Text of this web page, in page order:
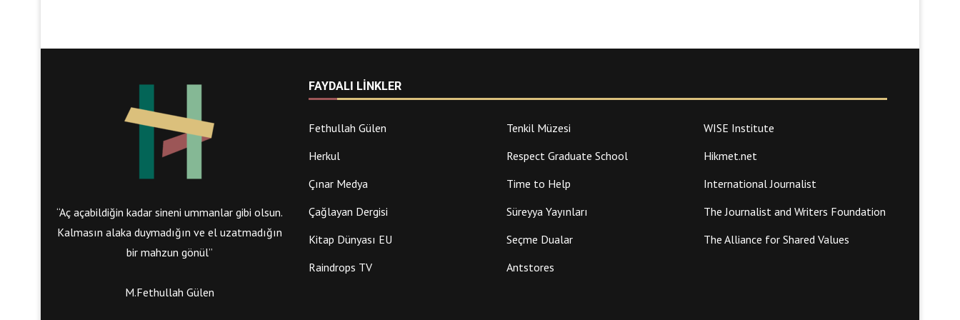
“Aç açabildiğin kadar sineni ummanlar gibi olsun.
Kalmasın alaka duymadığın ve el uzatmadığın
bir mahzun gönül”
M.Fethullah Gülen
FAYDALI LINKLER
Fethullah Gülen Tenkil Müzesi
WISE Institute
Herkul
Respect Graduate School
Hikmet.net
Çınar Medya
Time to Help
International Journalist
Çağlayan Dergisi
Süreyya Yayınları
The Journalist and Writers Foundation
Kitap Dünyası EU
Seçme Dualar
The Alliance for Shared Values
Raindrops TV
Antstores